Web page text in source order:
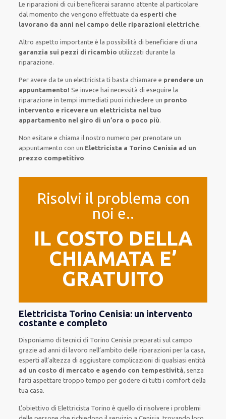
Le riparazioni di cui beneficerai saranno attente al particolare
dal momento che vengono effettuate da esperti che
lavorano da anni nel campo delle riparazioni elettriche.
Altro aspetto importante è la possibilità di beneficiare di una
garanzia sui pezzi di ricambioutilizzati durante la
riparazione.
Per avereda te un elettricistati basta chiamare e prendere un
appuntamento! Se invece hainecessità dieseguire la
riparazione in tempiimmediati puoi richiedere un pronto
intervento e ricevere un elettricista nel tuo
appartamento nel giro di un’ora o poco più.
Non esitare e chiama il nostro numero per prenotare un
appuntamento con un Elettricista a Torino Cenisia ad un
prezzo competitivo.
Risolvi il problema con
noi e..
IL COSTO DELLA
CHIAMATA E’
GRATUITO
Elettricista Torino Cenisia: un intervento
costante e completo
Disponiamo ditecnici di Torino Cenisia preparati sul campo
grazie ad anni di lavoronell’ambito delle riparazioni per la casa,
esperti all’altezza di aggiustare complicazioni di qualsiasi entità
ad un costo di mercato e agendo con tempestività, senza
farti aspettare troppo tempo per godere di tutti i comfort della
tua casa.
L’obiettivo di Elettricista Torino è quello di risolvere i problemi